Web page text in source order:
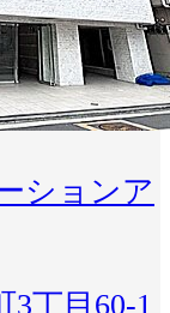
ションア
丁目60-1